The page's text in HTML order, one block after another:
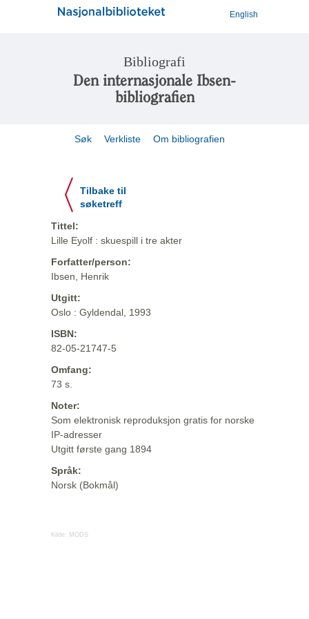
English
Bibliografi
Den internasjonale Ibsen-
bibliografien
Søk Verkliste Om bibliografien
Tilbake til
søketreff
Tittel:
Lille Eyolf : skuespill i tre akter
Forfatter/person:
Ibsen, Henrik
Utgitt:
Oslo : Gyldendal, 1993
ISBN:
82-05-21747-5
Omfang:
73 s.
Noter:
Som elektronisk reproduksjon gratis for norske
IP-adresser
Utgitt første gang 1894
Språk:
Norsk (Bokmål)
Kilde: MODS